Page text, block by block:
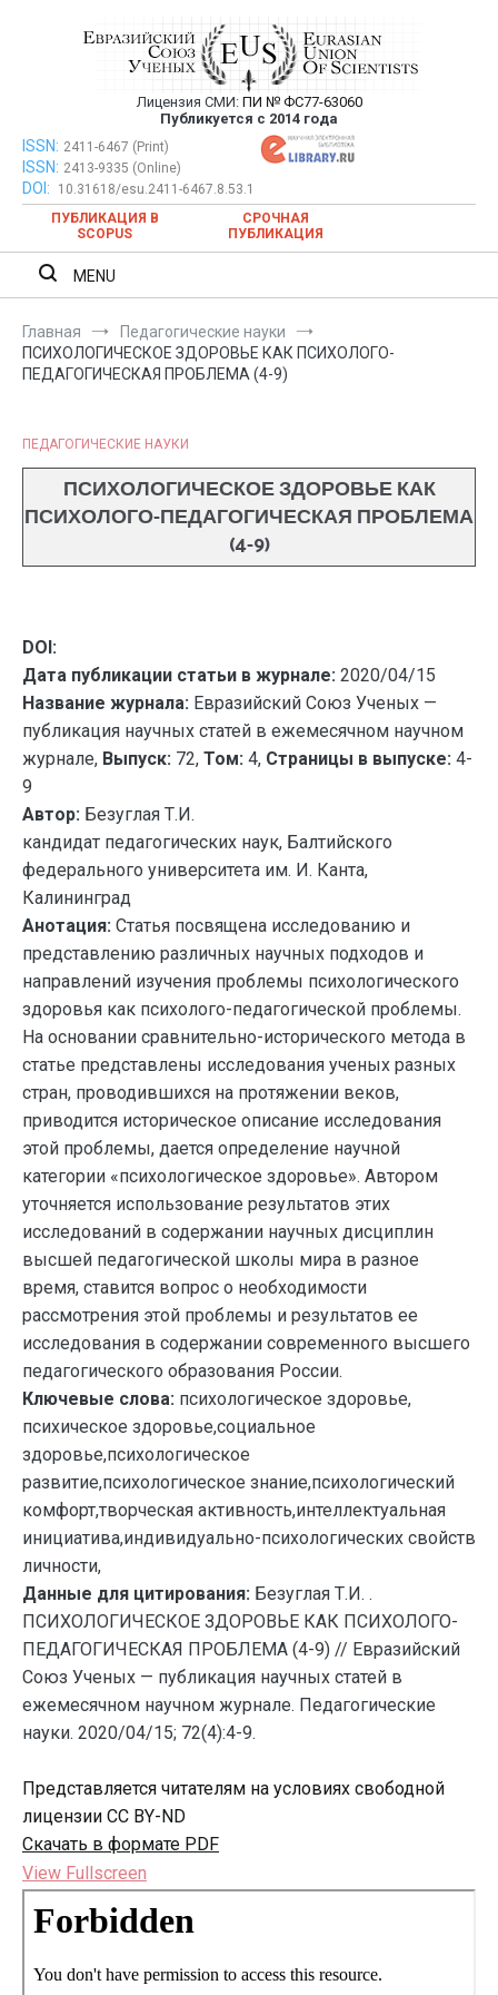
Евразийский Союз Ученых —
публикация научных статей в
ежемесячном научном журнале
Лицензия СМИ: ПИ № ФС77-63060
Публикуется с 2014 года
Евразийский Союз Ученых — публикация научных статей в
ежемесячном научном журнале
ISSN: 2411-6467 (Print)
ISSN: 2413-9335 (Online)
DOI:
10.31618/esu.2411-6467.8.53.1
ПУБЛИКАЦИЯ В
SCOPUS
СРОЧНАЯ
ПУБЛИКАЦИЯ
MENU
Главная
Педагогические науки
ПСИХОЛОГИЧЕСКОЕ ЗДОРОВЬЕ КАК ПСИХОЛОГО-
ПЕДАГОГИЧЕСКАЯ ПРОБЛЕМА (4-9)
ПЕДАГОГИЧЕСКИЕ НАУКИ
ПСИХОЛОГИЧЕСКОЕ ЗДОРОВЬЕ КАК
ПСИХОЛОГО-ПЕДАГОГИЧЕСКАЯ ПРОБЛЕМА
(4-9)
DOI:
Дата публикации статьи в журнале: 2020/04/15
Название журнала: Евразийский Союз Ученых —
публикация научных статей в ежемесячном научном
журнале, Выпуск: 72, Том: 4, Страницы в выпуске: 4-
9
Автор: Безуглая Т.И.
кандидат педагогических наук, Балтийского
федерального университета им. И. Канта,
Калининград
Анотация: Статья посвящена исследованию и
представлению различных научных подходов и
направлений изучения проблемы психологического
здоровья как психолого-педагогической проблемы.
На основании сравнительно-исторического метода в
статье представлены исследования ученых разных
стран, проводившихся на протяжении веков,
приводится историческое описание исследования
этой проблемы, дается определение научной
категории «психологическое здоровье». Автором
уточняется использование результатов этих
исследований в содержании научных дисциплин
высшей педагогической школы мира в разное
время, ставится вопрос о необходимости
рассмотрения этой проблемы и результатов ее
исследования в содержании современного высшего
педагогического образования России.
Ключевые слова: психологическое здоровье,
психическое здоровье,социальное
здоровье,психологическое
развитие,психологическое знание,психологический
комфорт,творческая активность,интеллектуальная
инициатива,индивидуально-психологических свойств
личности,
Данные для цитирования: Безуглая Т.И. .
ПСИХОЛОГИЧЕСКОЕ ЗДОРОВЬЕ КАК ПСИХОЛОГО-
ПЕДАГОГИЧЕСКАЯ ПРОБЛЕМА (4-9) // Евразийский
Союз Ученых — публикация научных статей в
ежемесячном научном журнале. Педагогические
науки. 2020/04/15; 72(4):4-9.
Представляется читателям на условиях свободной
лицензии CC BY-ND
Скачать в формате PDF
View Fullscreen
Перейти
содержимому